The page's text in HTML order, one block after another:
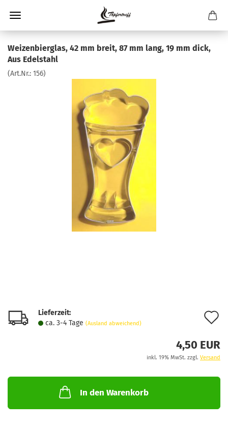
Weizenbierglas, 42 mm breit, 87 mm lang, 19 mm dick,
Aus Edelstahl
(Art.Nr.: 156)
Lieferzeit:
ca. 3-4 Tage (Ausland abweichend)
4,50 EUR
inkl. 19% MwSt. zzgl. Versand
In den Warenkorb